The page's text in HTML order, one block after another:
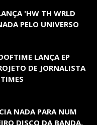
'HW TH WRLD
PELO UNIVERSO
LANÇA EP
DE JORNALISTA
NADA PARA NUM
DISCO DA BANDA,